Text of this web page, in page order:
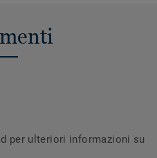
per ulteriori informazioni su